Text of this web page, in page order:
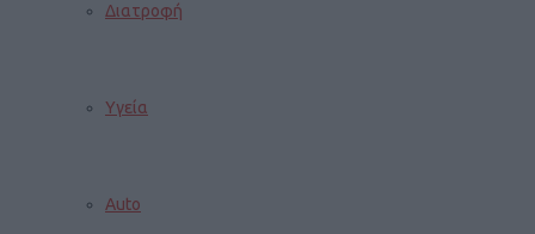
Διατροφή
Υγεία
Auto